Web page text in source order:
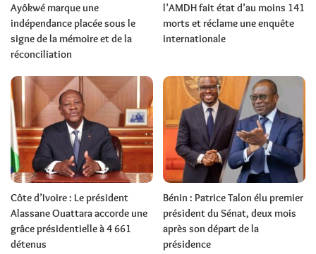
Ayôkwé marque une
indépendance placée sous le
signe de la mémoire et de la
réconciliation
l’AMDH fait état d’au moins 141
morts et réclame une enquête
internationale
Côte d’Ivoire : Le président
Alassane Ouattara accorde une
grâce présidentielle à 4 661
détenus
Bénin : Patrice Talon élu premier
président du Sénat, deux mois
après son départ de la
présidence